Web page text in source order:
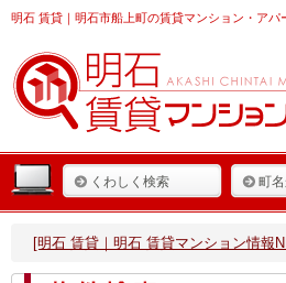
明石 賃貸 ｜明石市船上町の賃貸マンション・ア
くわしく検索 町
[明石 賃貸｜明石 賃貸マンション情報